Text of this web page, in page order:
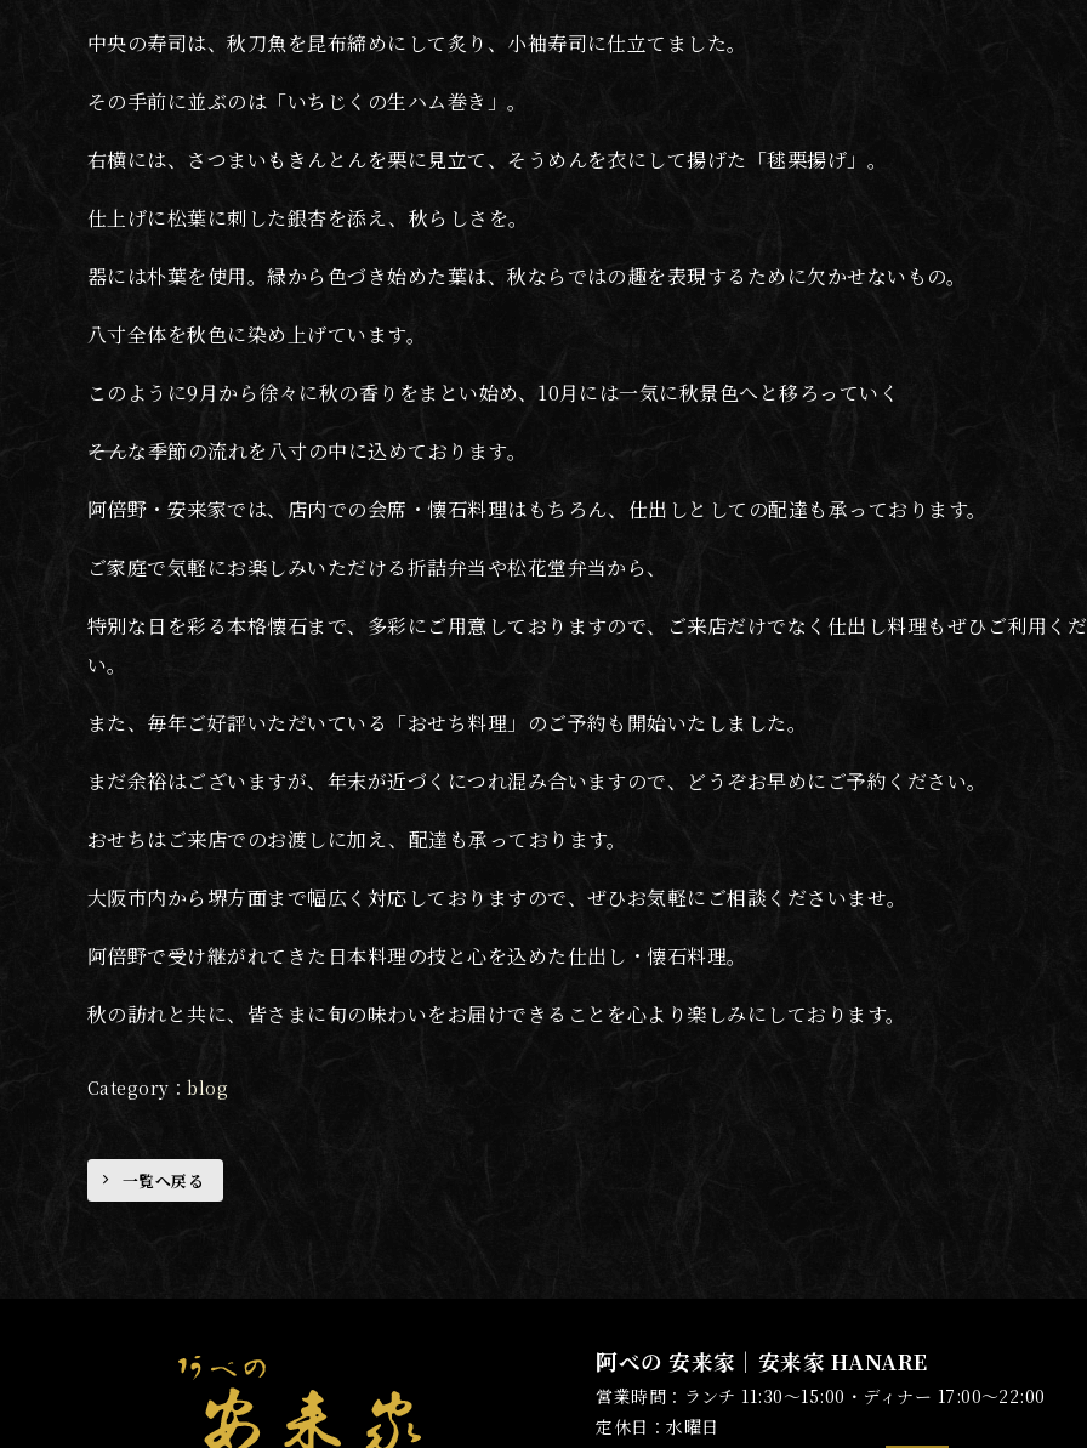
中央の寿司は、秋刀魚を昆布締めにして炙り、小袖寿司に仕立てました。
その手前に並ぶのは「いちじくの生ハム巻き」。
右横には、さつまいもきんとんを栗に見立て、そうめんを衣にして揚げた「毬栗揚げ」。
仕上げに松葉に刺した銀杏を添え、秋らしさを。
器には朴葉を使用。緑から色づき始めた葉は、秋ならではの趣を表現するために欠かせないもの。
八寸全体を秋色に染め上げています。
このように9月から徐々に秋の香りをまとい始め、10月には一気に秋景色へと移ろっていく
――そんな季節の流れを八寸の中に込めております。
阿倍野・安来家では、店内での会席・懐石料理はもちろん、仕出しとしての配達も承っております。
ご家庭で気軽にお楽しみいただける折詰弁当や松花堂弁当から、
特別な日を彩る本格懐石まで、多彩にご用意しておりますので、ご来店だけでなく仕出し料理もぜひご利用く
い。
また、毎年ご好評いただいている「おせち料理」のご予約も開始いたしました。
まだ余裕はございますが、年末が近づくにつれ混み合いますので、どうぞお早めにご予約ください。
おせちはご来店でのお渡しに加え、配達も承っております。
大阪市内から堺方面まで幅広く対応しておりますので、ぜひお気軽にご相談くださいませ。
阿倍野で受け継がれてきた日本料理の技と心を込めた仕出し・懐石料理。
秋の訪れと共に、皆さまに旬の味わいをお届けできることを心より楽しみにしております。
blog
一覧へ戻る
阿べの 安来家｜安来家 HANARE
営業時間：ランチ 11:30～15:00・ディナー 17:00～22:00
定休日：水曜日